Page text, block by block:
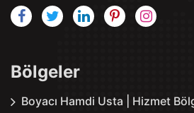
Bölgeler
Boyacı Hamdi Usta | Hizmet